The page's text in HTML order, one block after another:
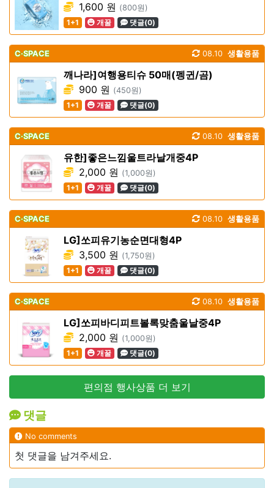
1,600 원 (800원)
1+1
개꿀 댓글(0)
C·SPACE 생활용품
08.10
깨나라]여행용티슈 50매(펭귄/곰)
900 원 (450원)
1+1
개꿀 댓글(0)
C·SPACE 생활용품
08.10
유한]좋은느낌울트라날개중4P
2,000 원 (1,000원)
1+1
개꿀 댓글(0)
C·SPACE 생활용품
08.10
LG]쏘피유기농순면대형4P
3,500 원 (1,750원)
1+1
개꿀 댓글(0)
C·SPACE 생활용품
08.10
LG]쏘피바디피트볼록맞춤울날중4P
2,000 원 (1,000원)
1+1
개꿀 댓글(0)
편의점 행사상품 더 보기
댓글
No comments
첫 댓글을 남겨주세요.